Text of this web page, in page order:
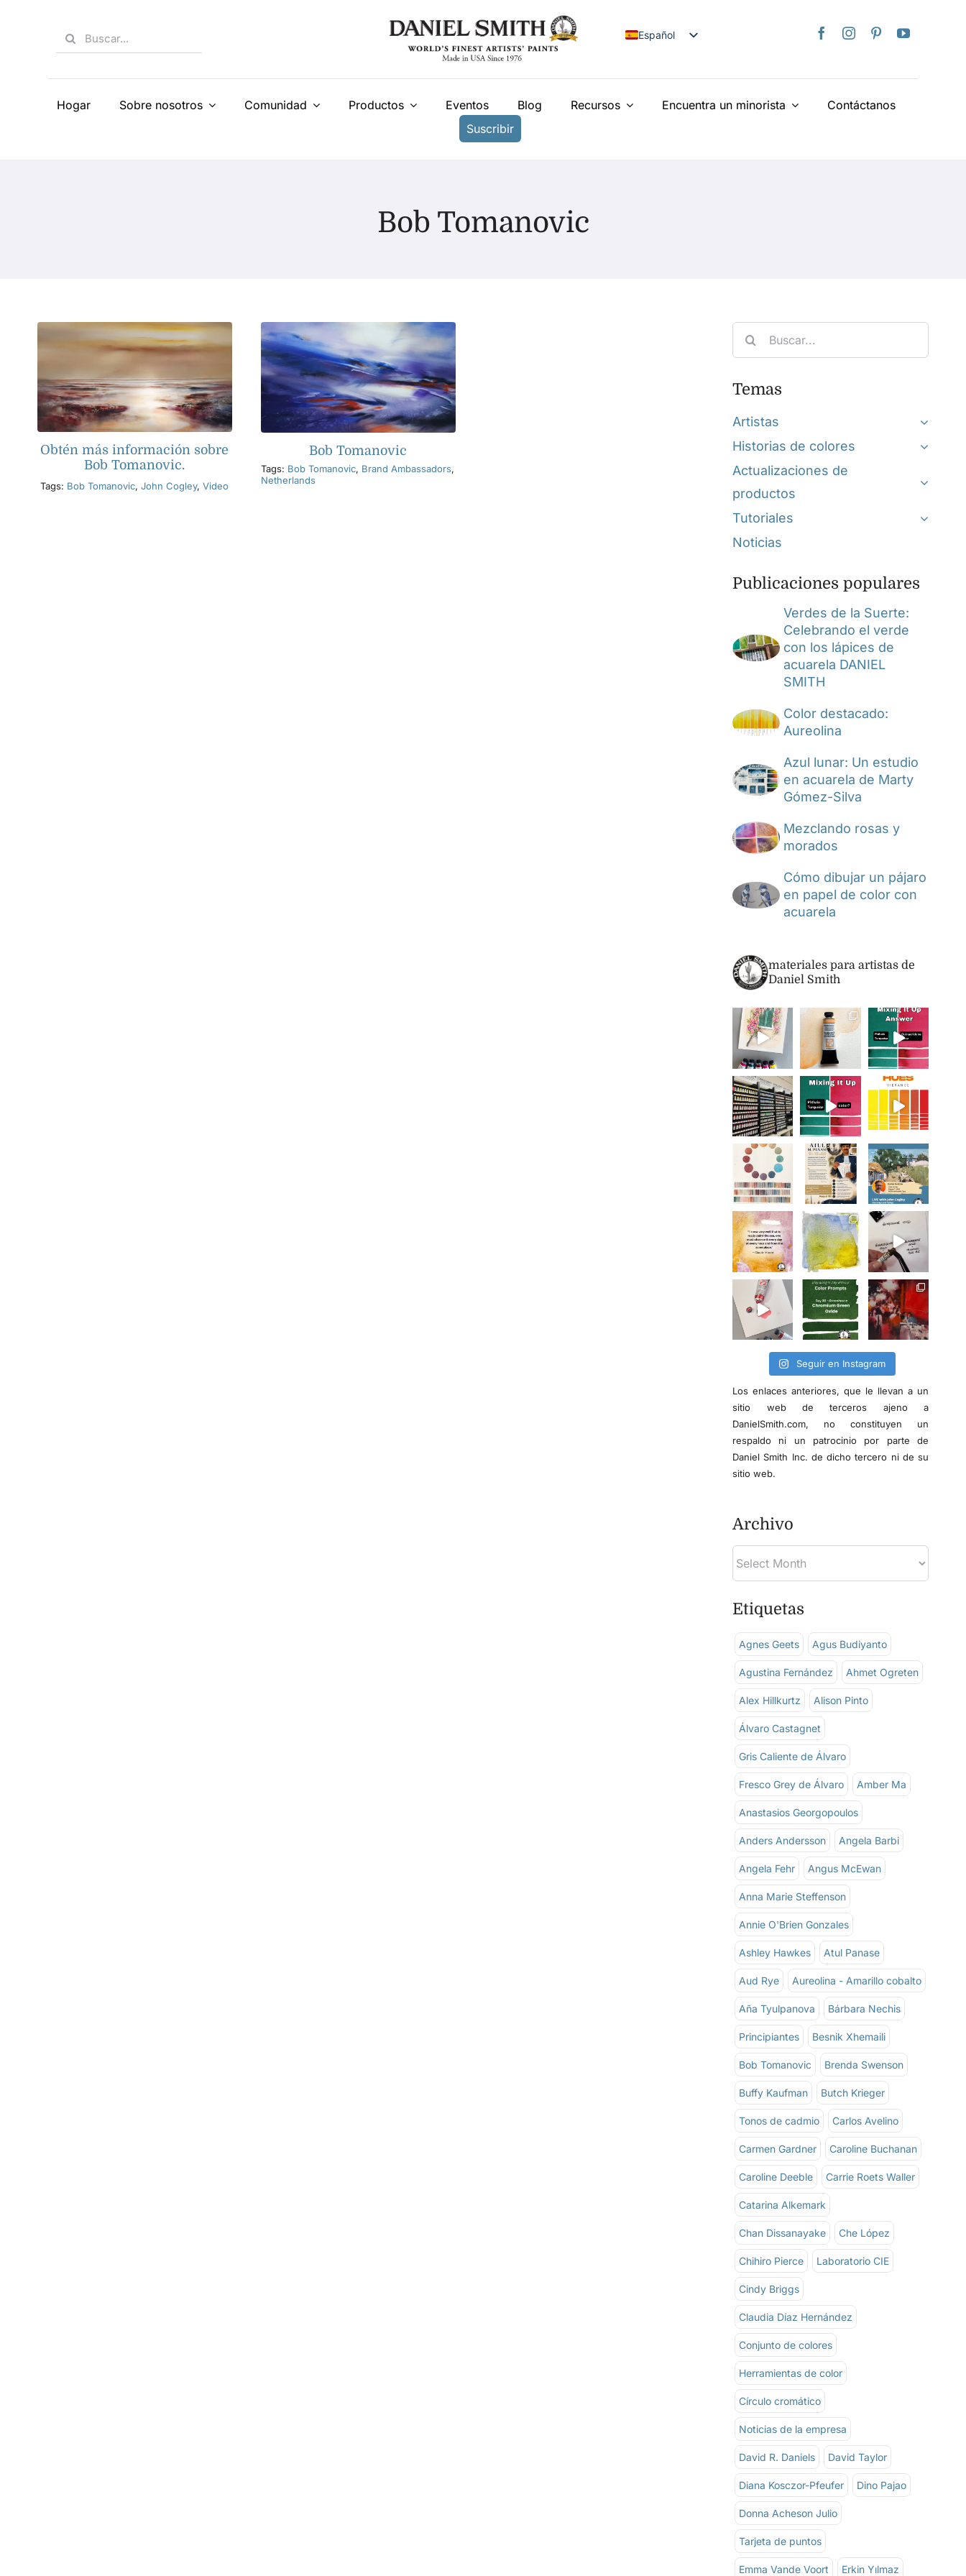
Search
for:
Español
日本語
Français
Hogar Sobre nosotros Comunidad Productos Eventos Blog Recursos Encuentra un minorista
Contáctanos
Suscribir
Bob Tomanovic
Obtén más información sobre
Bob Tomanovic.
Tags: Bob Tomanovic,John Cogley,Video
Bob Tomanovic
Tags: Bob Tomanovic, Brand Ambassadors,
Netherlands
Search
for:
Temas
Artistas
Historias de colores
Actualizaciones de
productos
Tutoriales
Noticias
Publicaciones populares
Verdes de la Suerte:
Celebrando el verde
con los lápices de
acuarela DANIEL
SMITH
Color destacado:
Aureolina
Azul lunar: Un estudio
en acuarela de Marty
Gómez-Silva
Mezclando rosas y
morados
Cómo dibujar un pájaro
en papel de color con
acuarela
materiales para artistas de
Daniel Smith
Seguir en Instagram
Los enlaces anteriores, que le llevan a un
sitio web de terceros ajeno a
DanielSmith.com, no constituyen un
respaldo ni un patrocinio por parte de
Daniel Smith Inc. de dicho tercero ni de su
sitio web.
Archivo
Etiquetas
Agnes Geets Agus Budiyanto
Agustina Fernández Ahmet Ogreten
Alex Hillkurtz Alison Pinto
Álvaro Castagnet
Gris Caliente de Álvaro
Fresco Grey de Álvaro Amber Ma
Anastasios Georgopoulos
Anders Andersson Angela Barbi
Angela Fehr Angus McEwan
Anna Marie Steffenson
Annie O'Brien Gonzales
Ashley Hawkes Atul Panase
Aud Rye Aureolina - Amarillo cobalto
Aña Tyulpanova Bárbara Nechis
Principiantes Besnik Xhemaili
Bob Tomanovic Brenda Swenson
Buffy Kaufman Butch Krieger
Tonos de cadmio Carlos Avelino
Carmen Gardner Caroline Buchanan
Caroline Deeble Carrie Roets Waller
Catarina Alkemark
Chan Dissanayake Che López
Chihiro Pierce Laboratorio CIE
Cindy Briggs
Claudia Díaz Hernández
Conjunto de colores
Herramientas de color
Círculo cromático
Noticias de la empresa
David R. Daniels David Taylor
Diana Kosczor-Pfeufer Dino Pajao
Donna Acheson Julio
Tarjeta de puntos
Emma Vande Voort Erkin Yılmaz